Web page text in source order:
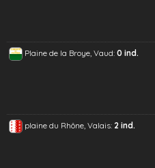
Plaine de la Broye, Vaud: 0 ind.
plaine du Rhône, Valais: 2 ind.